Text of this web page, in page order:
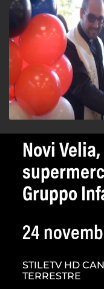
Novi
Gruppo
24
STILETV HD
TERRESTRE